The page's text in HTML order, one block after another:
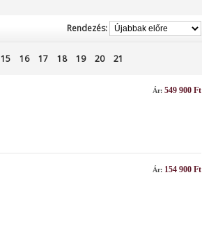
Rendezés:
15 16 17 18 19 20 21
Ár: 549 900 Ft
Ár: 154 900 Ft